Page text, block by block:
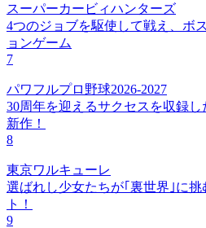
スーパーカービィハンターズ
4つのジョブを駆使して戦え、ボ
ョンゲーム
7
パワフルプロ野球2026-2027
30周年を迎えるサクセスを収録
新作！
8
東京ワルキューレ
選ばれし少女たちが｢裏世界｣に
ト！
9